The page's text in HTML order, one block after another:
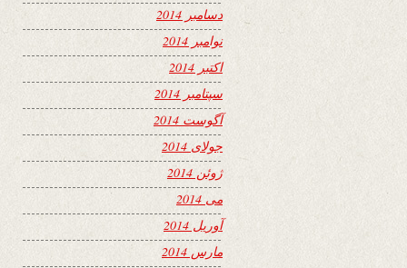
دسامبر 2014
نوامبر 2014
اکتبر 2014
سپتامبر 2014
آگوست 2014
جولای 2014
ژوئن 2014
می 2014
آوریل 2014
مارس 2014